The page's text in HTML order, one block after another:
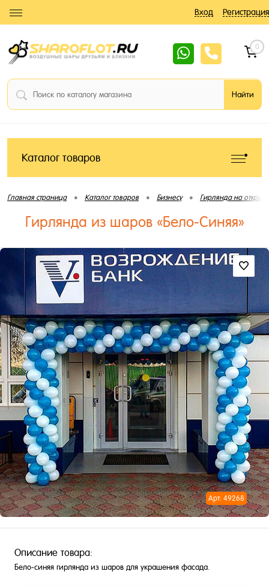
Вход Регистрация
0
Каталог товаров
Главная страница • Каталог товаров • Бизнесу • Гирлянда на
Гирлянда из шаров «Бело-Синяя»
Арт: 49268
Описание товара:
Бело-синяя гирлянда из шаров для украшения фасада.